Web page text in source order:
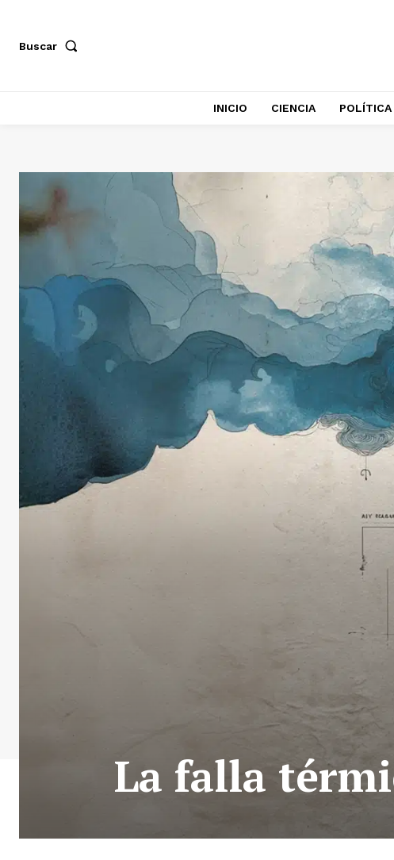
Buscar
INICIO CIENCIA POLÍTICA
La falla